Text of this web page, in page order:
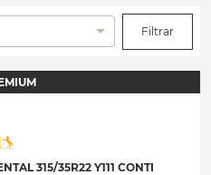
Filtrar
315/35R22 Y111 CONTI